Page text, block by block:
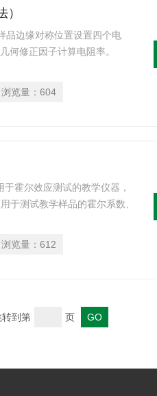
品边缘对称位置设置四个电
何修正因子计算电阻率。
浏览量： 604
霍尔效应测试的教学仪器，
于测试教学样品的霍尔系数、
浏览量： 612
到第 页